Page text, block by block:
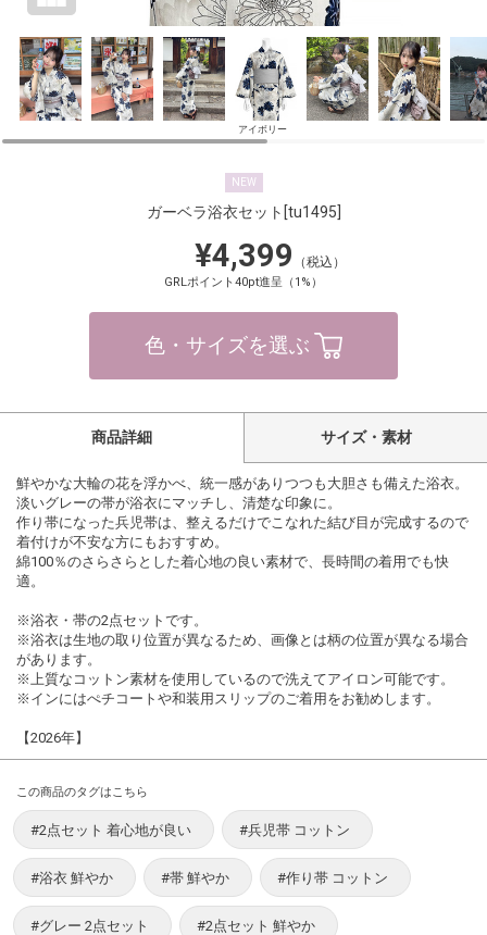
アイボリー
NEW
ガーベラ浴衣セット [tu1495]
¥4,399 （税込）
GRLポイント40pt進呈（1%）
色・サイズを選ぶ
商品詳細 サイズ・素材
鮮やかな大輪の花を浮かべ、統一感がありつつも大胆さも備えた浴衣。
淡いグレーの帯が浴衣にマッチし、清楚な印象に。
作り帯になった兵児帯は、整えるだけでこなれた結び目が完成するので
着付けが不安な方にもおすすめ。
綿100％のさらさらとした着心地の良い素材で、長時間の着用でも快
適。
※浴衣・帯の2点セットです。
※浴衣は生地の取り位置が異なるため、画像とは柄の位置が異なる場合
があります。
※上質なコットン素材を使用しているので洗えてアイロン可能です。
※インにはぺチコートや和装用スリップのご着用をお勧めします。
【2026年】
この商品のタグはこちら
#2点セット 着心地が良い #兵児帯 コットン
#浴衣 鮮やか #帯 鮮やか #作り帯 コットン
#グレー 2点セット #2点セット 鮮やか